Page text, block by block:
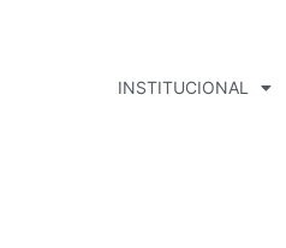
INSTITUCIONAL